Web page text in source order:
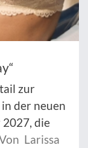
zur
der neuen
die
Larissa